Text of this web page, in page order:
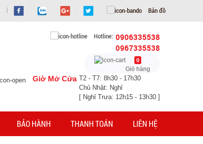
Bản đồ
Hotline: 0906335538
0967335538
0
Giỏ hàng
Giờ Mở Cửa T2 - T7: 8h30 - 17h30
Chủ Nhật: Nghỉ
[ Nghỉ Trưa: 12h15 - 13h30 ]
BẢO HÀNH THANH TOÁN LIÊN HỆ
Chuông báo động chống trộm cửa
MÃ SP: 000389
GIÁ: 11.500 đ
TÌNH TRẠNG:CÒN HÀNG